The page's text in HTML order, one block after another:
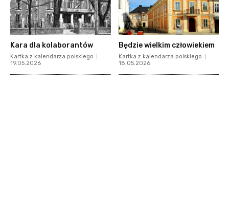
Kara dla kolaborantów
Kartka z kalendarza polskiego
19.05.2026
Będzie wielkim człowiekiem
Kartka z kalendarza polskiego
18.05.2026